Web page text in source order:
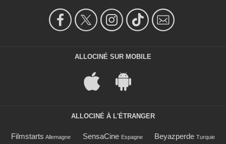
ALLOCINÉ SUR MOBILE
ALLOCINÉ À L'ÉTRANGER
Filmstarts Allemagne SensaCine Espagne Beyazperde Turquie